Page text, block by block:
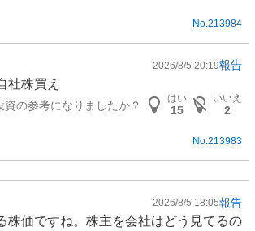
No.213984
2026/8/5 20:19報告
社株買え
資の参考になりましたか？
はい
15
いいえ
2
No.213983
2026/8/5 18:05報告
価ですね。株主を会社はどう見てるの